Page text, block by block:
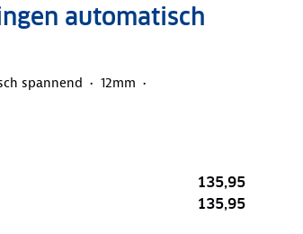
automatisch
spannend
12mm
135,95
135,95